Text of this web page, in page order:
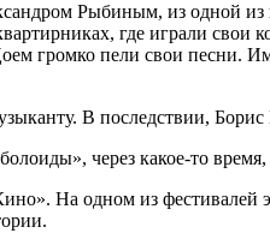
Рыбиным, из одной
где играли
громко пели свои песни.
В последствии,
через какое-то
На одном из фестивалей